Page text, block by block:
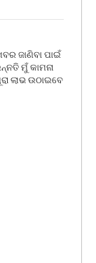
ଜାଣିବା ପାଇଁ
ମୁଁ କାମନା
ଲାଭ ଉଠାଇବେ